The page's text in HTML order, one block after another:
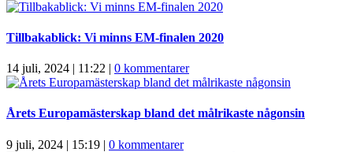
Tillbakablick: Vi minns EM-finalen 2020
14 juli, 2024 | 11:22 | 0 kommentarer
Årets Europamästerskap bland det målrikaste någonsin
9 juli, 2024 | 15:19 | 0 kommentarer